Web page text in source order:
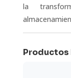
la
Productos